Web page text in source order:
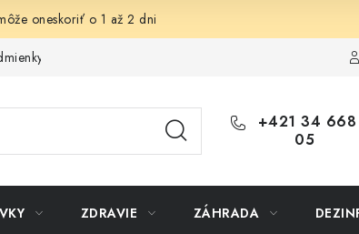
oneskoriť o 1 až 2 dni
ochrany osobných údajov Spôsob dopravy a platby
+421 34 668
05
ZDRAVIE ZÁHRADA